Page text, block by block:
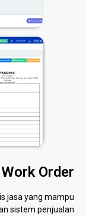
Work Order
jasa yang mampu
sistem penjualan